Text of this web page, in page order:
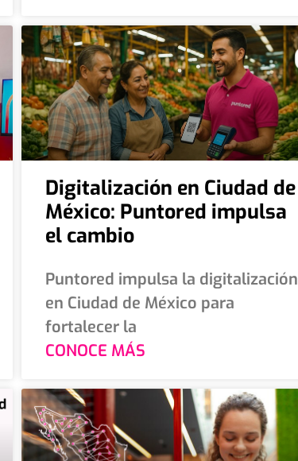
Digitalización en Ciudad de
México: Puntored impulsa
el cambio
Puntored impulsa la digitalización
en Ciudad de México para
fortalecer la
CONOCE MÁS